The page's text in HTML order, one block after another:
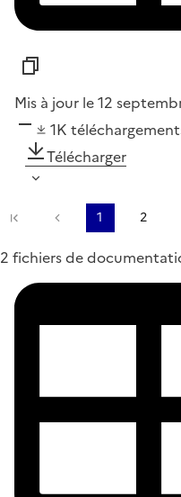
Mis à jour le 12
1K
Télécharger
Première pagePage précédente
1 2
2 fichiers de